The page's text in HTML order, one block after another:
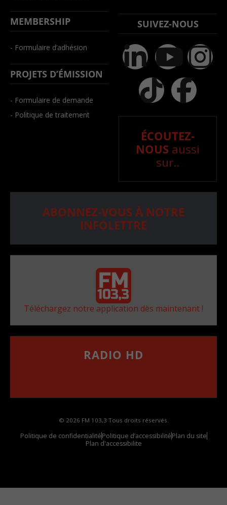
MEMBERSHIP
- Formulaire d’adhésion
PROJETS D’ÉMISSION
- Formulaire de demande
- Politique de traitement
SUIVEZ-NOUS
ÉCOUTEZ-
NOUS aussi
sur..
ABONNEZ-VOUS À NOTRE
INFOLETTRE
Téléchargez notre application dès maintenant !
RADIO HD
© 2026 FM 103,3 Tous droits réservés.
Politique de confidentialitéPolitique d’accessibilitéPlan du site
Plan d'accessibilite